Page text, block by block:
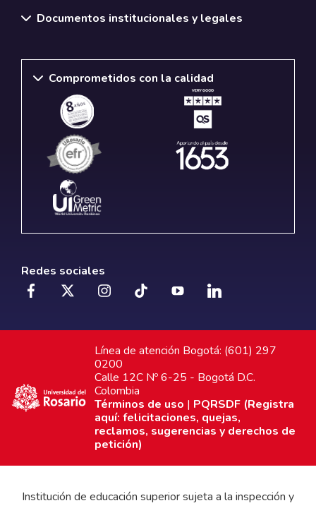
Documentos institucionales y legales
Comprometidos con la calidad
Redes sociales
Línea de atención Bogotá: (601) 297
0200
Calle 12C Nº 6-25 - Bogotá D.C.
Colombia
Términos de uso | PQRSDF (Registra
aquí: felicitaciones, quejas,
reclamos, sugerencias y derechos de
petición)
Institución de educación superior sujeta a la inspección y